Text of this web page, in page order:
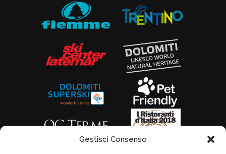
Gestisci Consenso